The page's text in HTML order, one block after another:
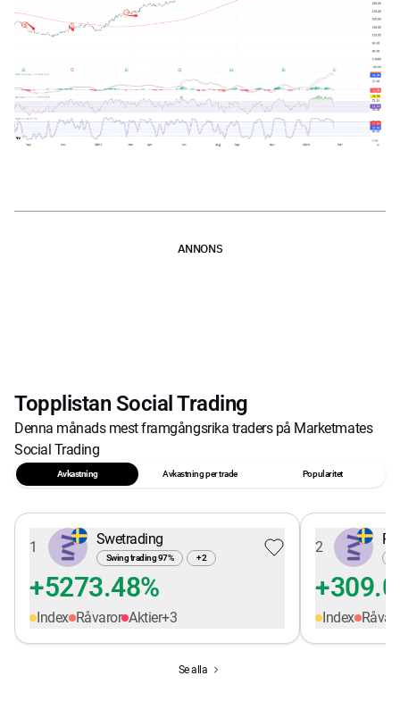
ANNONS
Topplistan Social Trading
Denna månads mest framgångsrika traders på Marketmates
Social Trading
Avkastning Avkastning per trade Popularitet
1 Swetrading
Swing trading97% +2
+5273.48%
Index Råvaror Aktier+3
2
Index
Se alla